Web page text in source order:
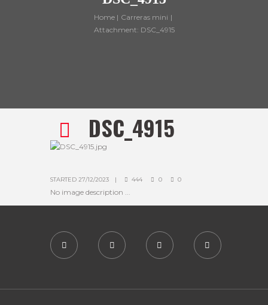
Home
Carreras mini
Attachment: DSC_4915
DSC_4915
STARTED 27/12/2023 444 0 0
No image description ...